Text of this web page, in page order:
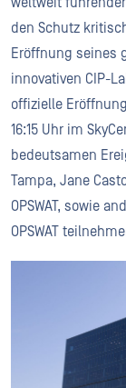
den Schutz
Eröffnung seines
innovativen CIP-
offizielle
16:15 Uhr im
bedeutsamen
Tampa, Jane
OPSWAT, sowie
OPSWAT